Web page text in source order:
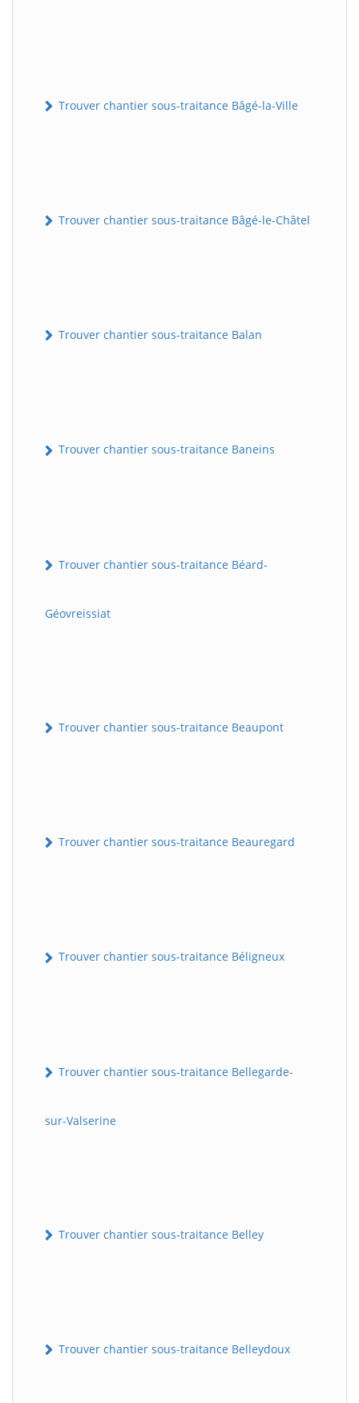
Trouver chantier sous-traitance Bâgé-la-Ville
Trouver chantier sous-traitance Bâgé-le-Châtel
Trouver chantier sous-traitance Balan
Trouver chantier sous-traitance Baneins
Trouver chantier sous-traitance Béard-
Géovreissiat
Trouver chantier sous-traitance Beaupont
Trouver chantier sous-traitance Beauregard
Trouver chantier sous-traitance Béligneux
Trouver chantier sous-traitance Bellegarde-
sur-Valserine
Trouver chantier sous-traitance Belley
Trouver chantier sous-traitance Belleydoux